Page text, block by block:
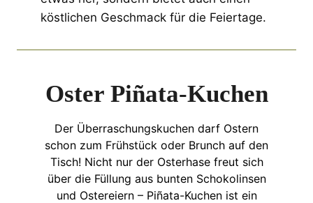
köstlichen Geschmack für die Feiertage.
Oster Piñata-Kuchen
Der Überraschungskuchen darf Ostern
schon zum Frühstück oder Brunch auf den
Tisch! Nicht nur der Osterhase freut sich
über die Füllung aus bunten Schokolinsen
und Ostereiern – Piñata-Kuchen ist ein